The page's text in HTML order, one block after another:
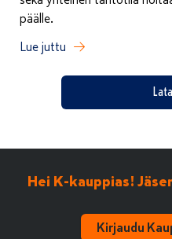
päälle.
Lue juttu
Hei K-kauppias!
Kirjaudu